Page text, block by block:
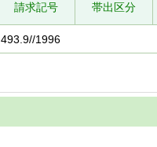
請求記号 帯出区分
493.9//1996